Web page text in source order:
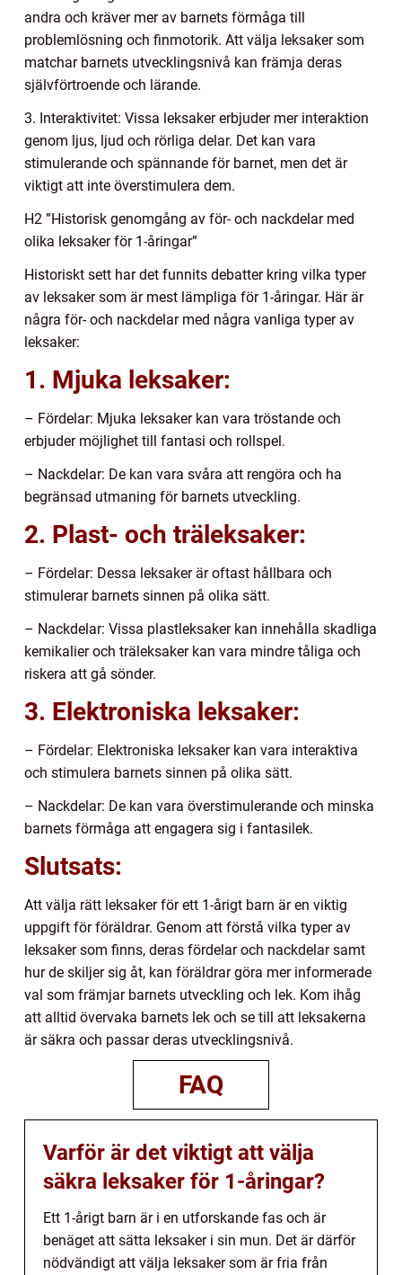
andra och kräver mer av barnets förmåga till
problemlösning och finmotorik. Att välja leksaker som
matchar barnets utvecklingsnivå kan främja deras
självförtroende och lärande.
3. Interaktivitet: Vissa leksaker erbjuder mer interaktion
genom ljus, ljud och rörliga delar. Det kan vara
stimulerande och spännande för barnet, men det är
viktigt att inte överstimulera dem.
H2 ”Historisk genomgång av för- och nackdelar med
olika leksaker för 1-åringar”
Historiskt sett har det funnits debatter kring vilka typer
av leksaker som är mest lämpliga för 1-åringar. Här är
några för- och nackdelar med några vanliga typer av
leksaker:
1. Mjuka leksaker:
– Fördelar: Mjuka leksaker kan vara tröstande och
erbjuder möjlighet till fantasi och rollspel.
– Nackdelar: De kan vara svåra att rengöra och ha
begränsad utmaning för barnets utveckling.
2. Plast- och träleksaker:
– Fördelar: Dessa leksaker är oftast hållbara och
stimulerar barnets sinnen på olika sätt.
– Nackdelar: Vissa plastleksaker kan innehålla skadliga
kemikalier och träleksaker kan vara mindre tåliga och
riskera att gå sönder.
3. Elektroniska leksaker:
– Fördelar: Elektroniska leksaker kan vara interaktiva
och stimulera barnets sinnen på olika sätt.
– Nackdelar: De kan vara överstimulerande och minska
barnets förmåga att engagera sig i fantasilek.
Slutsats:
Att välja rätt leksaker för ett 1-årigt barn är en viktig
uppgift för föräldrar. Genom att förstå vilka typer av
leksaker som finns, deras fördelar och nackdelar samt
hur de skiljer sig åt, kan föräldrar göra mer informerade
val som främjar barnets utveckling och lek. Kom ihåg
att alltid övervaka barnets lek och se till att leksakerna
är säkra och passar deras utvecklingsnivå.
FAQ
Varför är det viktigt att välja
säkra leksaker för 1-åringar?
Ett 1-årigt barn är i en utforskande fas och är
benäget att sätta leksaker i sin mun. Det är därför
nödvändigt att välja leksaker som är fria från